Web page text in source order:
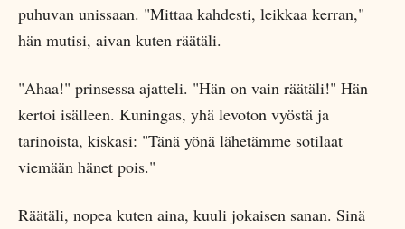
puhuvan unissaan. "Mittaa kahdesti, leikkaa kerran,"
hän mutisi, aivan kuten räätäli.
"Ahaa!" prinsessa ajatteli. "Hän on vain räätäli!" Hän
kertoi isälleen. Kuningas, yhä levoton vyöstä ja
tarinoista, kiskasi: "Tänä yönä lähetämme sotilaat
viemään hänet pois."
Räätäli, nopea kuten aina, kuuli jokaisen sanan. Sinä